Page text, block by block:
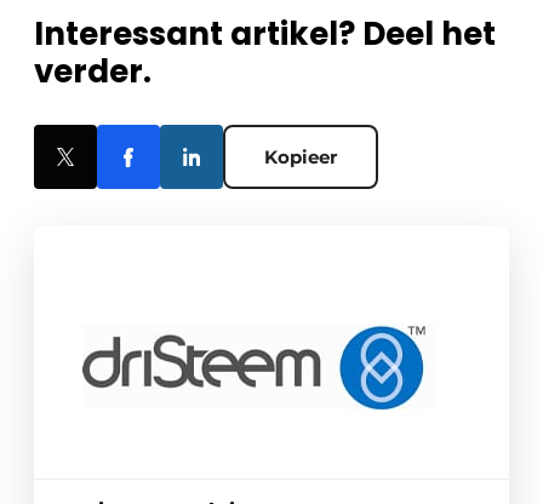
Interessant artikel? Deel het
verder.
Kopieer